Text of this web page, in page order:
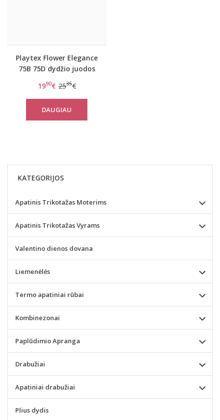
Playtex Flower Elegance
75B 75D dydžio juodos
liemenė P08H4
1990€ 2535€
DAUGIAU
KATEGORIJOS
Apatinis Trikotažas Moterims
Apatinis Trikotažas Vyrams
Valentino dienos dovana
Liemenėlės
Termo apatiniai rūbai
Kombinezonai
Paplūdimio Apranga
Drabužiai
Apatiniai drabužiai
Plius dydis